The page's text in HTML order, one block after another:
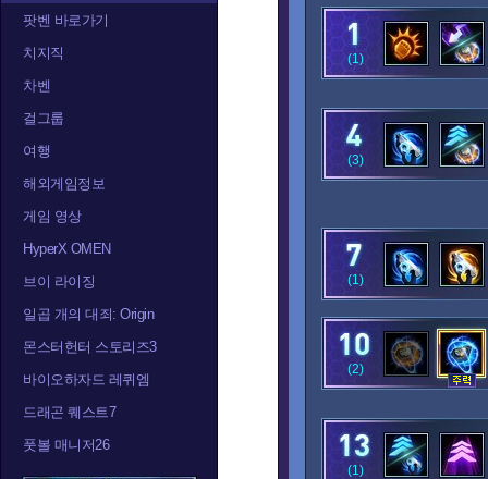
팟벤 바로가기
치지직
차벤
걸그룹
여행
해외게임정보
게임 영상
HyperX OMEN
브이 라이징
일곱 개의 대죄: Origin
몬스터헌터 스토리즈3
바이오하자드 레퀴엠
드래곤 퀘스트7
풋볼 매니저26
(1)
(3)
(1)
(2)
(1)